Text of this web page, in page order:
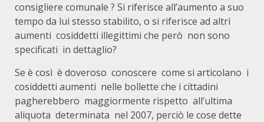
consigliere comunale ? Si riferisce all’aumento a suo
tempo da lui stesso stabilito, o si riferisce ad altri
aumenti cosiddetti illegittimi che però non sono
specificati in dettaglio?
Se è così è doveroso conoscere come si articolano i
cosiddetti aumenti nelle bollette che i cittadini
pagherebbero maggiormente rispetto all’ultima
aliquota determinata nel 2007, perciò le cose dette